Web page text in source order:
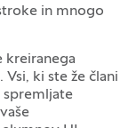
in mnogo
kreiranega
ki ste že člani
spremljate